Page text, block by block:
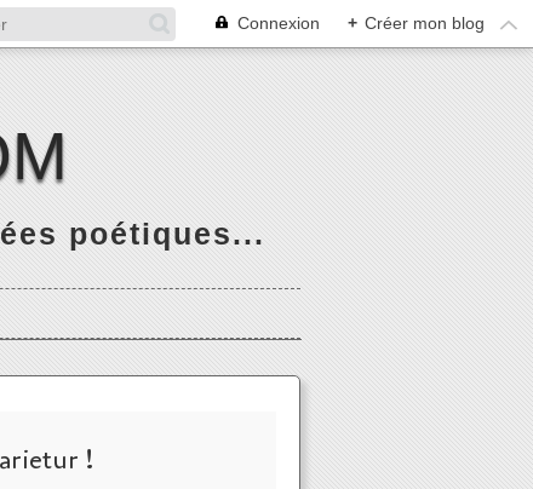
Connexion + Créer mon blog
poétiques...
!